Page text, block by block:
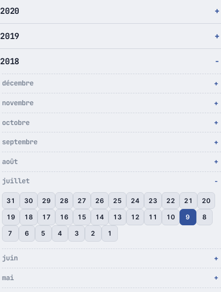
2020
2019
2018
décembre
novembre
octobre
septembre
août
juillet
31 30 29 28 27 26 25 24 23 22 21 20
19 18 17 16 15 14 13 12 11 10 9 8
7 6 5 4 3 2 1
juin
mai